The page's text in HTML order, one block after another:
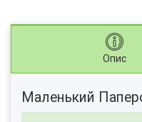
Опис
Маленький